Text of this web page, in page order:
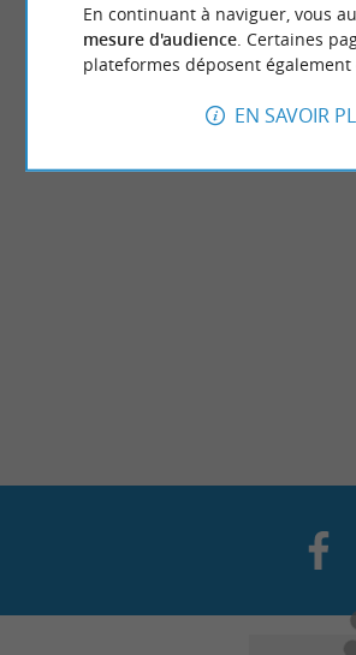
En continuant à naviguer, vous
mesure d'audience. Certaines
plateformes déposent également
EN SAVOIR